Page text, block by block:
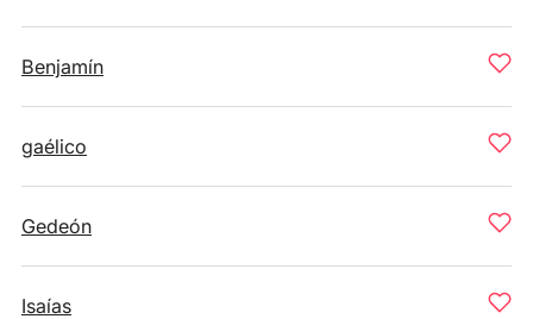
Benjamín
gaélico
Gedeón
Isaías